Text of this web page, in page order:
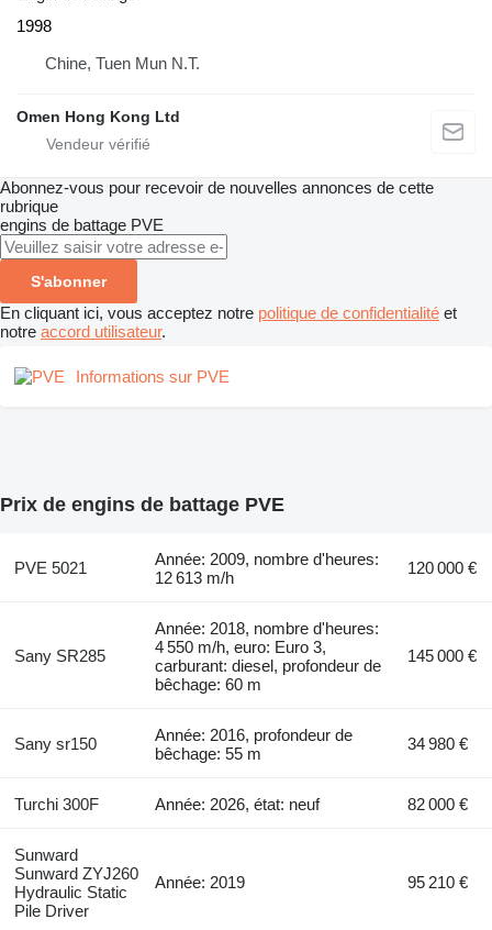
1998
Chine, Tuen Mun N.T.
Omen Hong Kong Ltd
Abonnez-vous pour recevoir de nouvelles annonces de cette
rubrique
engins de battage PVE
S'abonner
En cliquant ici, vous acceptez notre politique de confidentialité et
notre accord utilisateur.
Informations sur PVE
Prix de engins de battage PVE
PVE 5021
Année: 2009, nombre d'heures:
12 613 m/h
120 000 €
Sany SR285
Année: 2018, nombre d'heures:
4 550 m/h, euro: Euro 3,
carburant: diesel, profondeur de
bêchage: 60 m
145 000 €
Sany sr150
Année: 2016, profondeur de
bêchage: 55 m
34 980 €
Turchi 300F Année: 2026, état: neuf 82 000 €
Sunward
Sunward ZYJ260
Hydraulic Static
Pile Driver
Année: 2019 95 210 €